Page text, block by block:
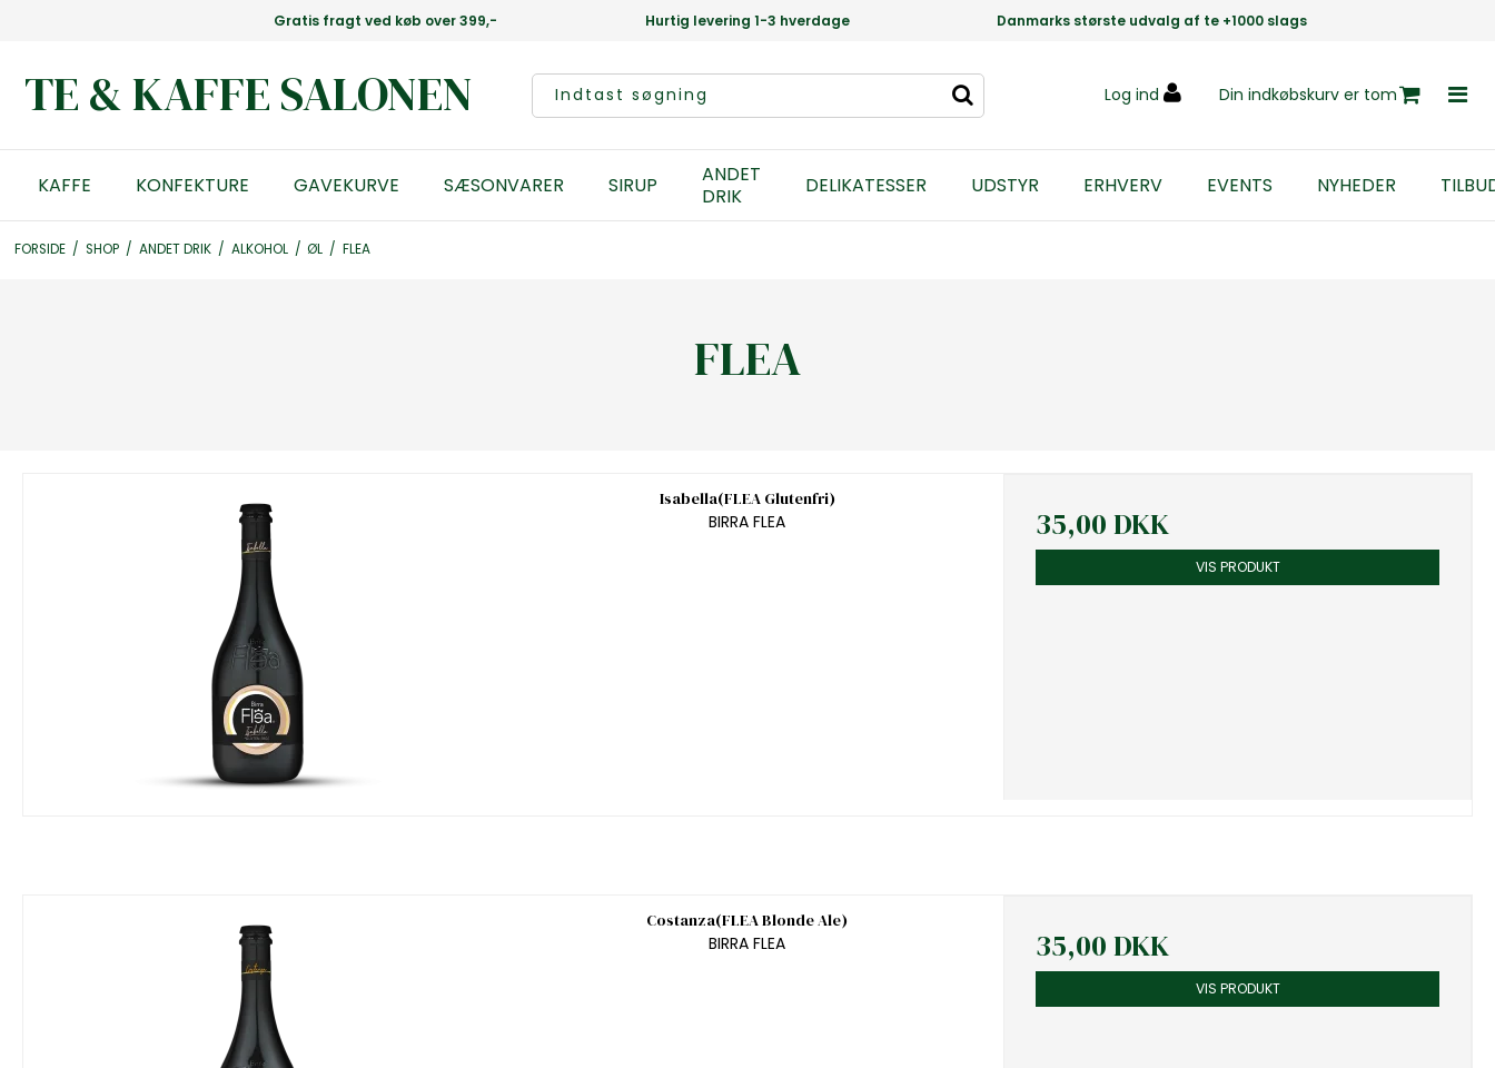
Gratis fragt ved køb over 399,- Hurtig levering 1-3 hverdage Danmarks største udvalg af te +1000 slags
TE & KAFFE SALONEN Log ind Din indkøbskurv er tom
KAFFE KONFEKTURE GAVEKURVE SÆSONVARER SIRUP
ANDET
DRIK
DELIKATESSER UDSTYR ERHVERV EVENTS NYHEDER
FORSIDE / SHOP / ANDET DRIK / ALKOHOL / ØL / FLEA
FLEA
Isabella(FLEA Glutenfri)
BIRRA FLEA
35,00 DKK
VIS PRODUKT
Costanza(FLEA Blonde Ale)
BIRRA FLEA
35,00 DKK
VIS PRODUKT